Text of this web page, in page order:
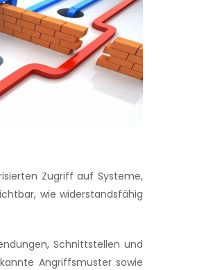
Zugriff auf Systeme,
wie widerstandsfähig
Schnittstellen und
Angriffsmuster sowie